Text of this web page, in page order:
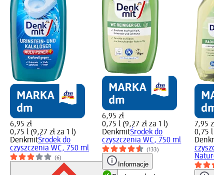
6,95 zł
0,75 l (9,27 zł za 1 l)
DenkmitŚrodek do
czyszczenia WC, 750 ml
(6)
6,95 zł
0,75 l (9,27 zł za 1 l)
DenkmitŚrodek do
czyszczenia WC, 750 ml
(133)
Informacje
7,95 zł
0,75 l
Denkmit
Nature,